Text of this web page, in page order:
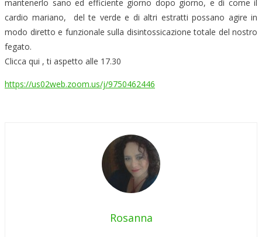
mantenerlo sano ed efficiente giorno dopo giorno, e di come il
cardio mariano, del te verde e di altri estratti possano agire in
modo diretto e funzionale sulla disintossicazione totale del nostro
fegato.
Clicca qui , ti aspetto alle 17.30
https://us02web.zoom.us/j/9750462446
Rosanna